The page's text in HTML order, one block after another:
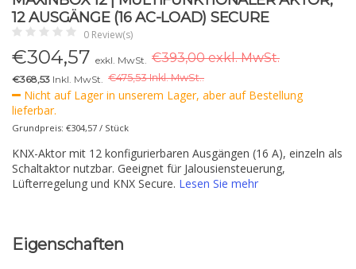
12 AUSGÄNGE (16 AC-LOAD) SECURE
0 Review(s)
€304,57 exkl. MwSt. €393,00 exkl. MwSt.
€368,53 Inkl. MwSt. €475,53 Inkl. MwSt..
Nicht auf Lager in unserem Lager, aber auf Bestellung
lieferbar.
Grundpreis: €304,57 / Stück
KNX-Aktor mit 12 konfigurierbaren Ausgängen (16 A), einzeln als
Schaltaktor nutzbar. Geeignet für Jalousiensteuerung,
Lüfterregelung und KNX Secure. Lesen Sie mehr
Eigenschaften